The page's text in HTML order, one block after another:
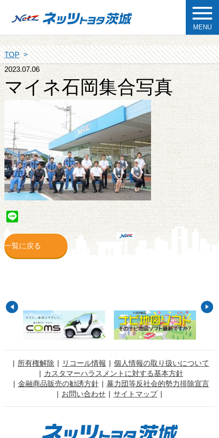
MENU
TOP
2023.07.06
マイネ石岡集合写真
Line
一覧に戻る
所有権解除 リコール情報
個人情報の取り扱いについて
カスタマーハラスメントに対する基本方針
金融商品販売の勧誘方針
暴力団等反社会的勢力排除宣言
お問い合わせ
サイトマップ